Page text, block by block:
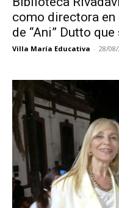
como directora
de “Ani” Dutto
Villa María Educativa - 28/